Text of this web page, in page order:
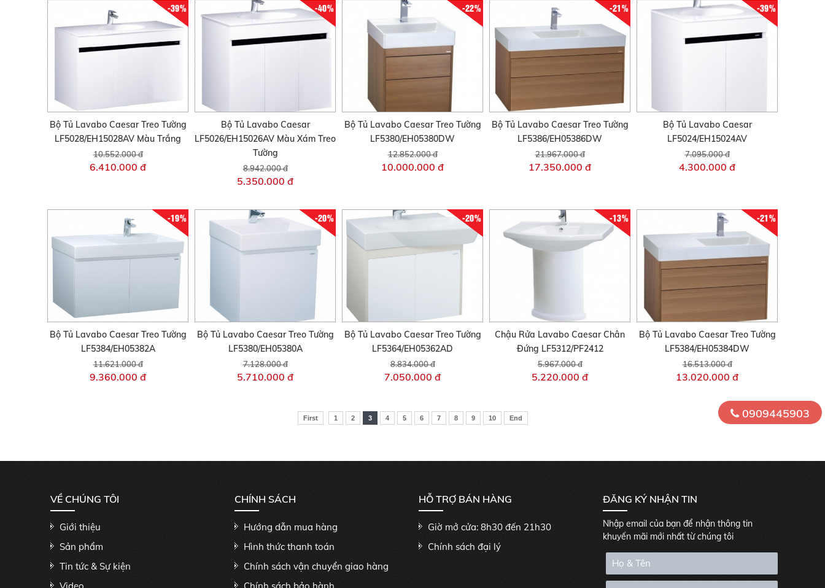
-39%
Bộ Tủ Lavabo Caesar Treo Tường
LF5028/EH15028AV Màu Trắng
10.552.000 đ
6.410.000 đ
-40%
Bộ Tủ Lavabo Caesar
LF5026/EH15026AV Màu Xám Treo
Tường
8.942.000 đ
5.350.000 đ
-22%
Bộ Tủ Lavabo Caesar Treo Tường
LF5380/EH05380DW
12.852.000 đ
10.000.000 đ
-21%
Bộ Tủ Lavabo Caesar Treo Tường
LF5386/EH05386DW
21.967.000 đ
17.350.000 đ
-39%
Bộ Tủ Lavabo Caesar
LF5024/EH15024AV
7.095.000 đ
4.300.000 đ
-19%
Bộ Tủ Lavabo Caesar Treo Tường
LF5384/EH05382A
11.621.000 đ
9.360.000 đ
-20%
Bộ Tủ Lavabo Caesar Treo Tường
LF5380/EH05380A
7.128.000 đ
5.710.000 đ
-20%
Bộ Tủ Lavabo Caesar Treo Tường
LF5364/EH05362AD
8.834.000 đ
7.050.000 đ
-13%
Chậu Rửa Lavabo Caesar Chân
Đứng LF5312/PF2412
5.967.000 đ
5.220.000 đ
-21%
Bộ Tủ Lavabo Caesar Treo Tường
LF5384/EH05384DW
16.513.000 đ
13.020.000 đ
First 1 2 3 4 5 6 7 8 9 10 End
VỀ CHÚNG TÔI
Giới thiệu
Sản phẩm
Tin tức & Sự kiện
CHÍNH SÁCH
Hướng dẫn mua hàng
Hình thức thanh toán
Chính sách vận chuyển giao hàng
HỖ TRỢ BÁN HÀNG
Giờ mở cửa: 8h30 đến 21h30
Chính sách đại lý
ĐĂNG KÝ NHẬN TIN
Nhập email của bạn để nhận thông tin
khuyến mãi mới nhất từ chúng tôi
0909445903